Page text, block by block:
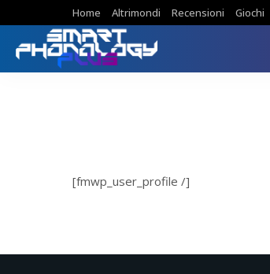
Home Altrimondi Recensioni Giochi
[fmwp_user_profile /]